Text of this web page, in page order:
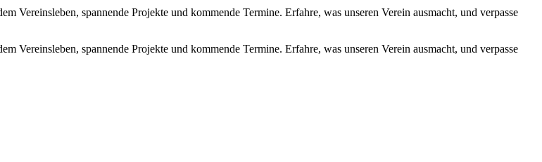
Vereinsleben, spannende Projekte und kommende Termine. Erfahre, was unseren Verein ausmacht, und verpasse
Vereinsleben, spannende Projekte und kommende Termine. Erfahre, was unseren Verein ausmacht, und verpasse